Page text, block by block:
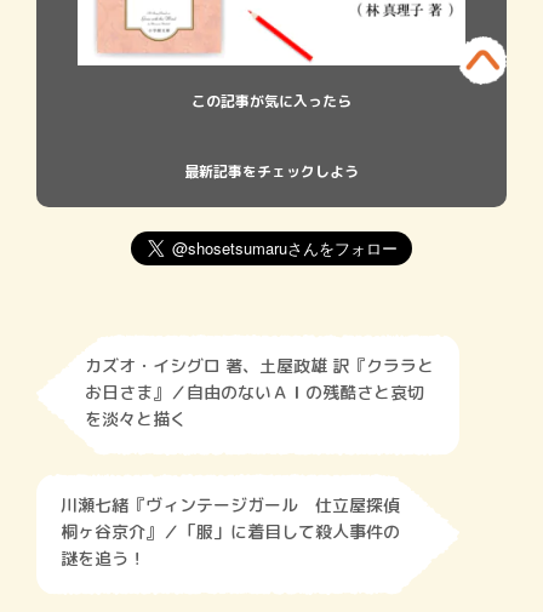
この記事が気に入ったら
最新記事をチェックしよう
カズオ・イシグロ 著、土屋政雄 訳『クララと
お日さま』／自由のないＡＩの残酷さと哀切
を淡々と描く
川瀬七緒『ヴィンテージガール 仕立屋探偵
桐ヶ谷京介』／「服」に着目して殺人事件の
謎を追う！